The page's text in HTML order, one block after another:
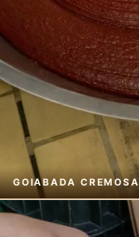
GOIABADA CREMOSA